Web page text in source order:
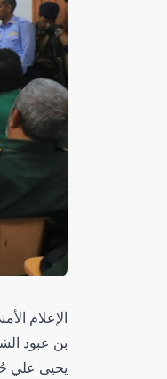
الإعلام
بن عبود
يحيى علي